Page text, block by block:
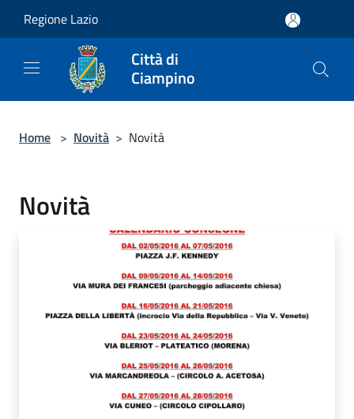
Regione Lazio
Città di
Ciampino
Home > Novità > Novità
Novità